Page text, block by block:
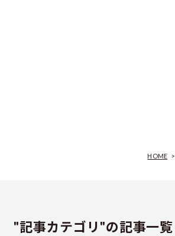
HOME >
"記事カテゴリ"の記事一覧